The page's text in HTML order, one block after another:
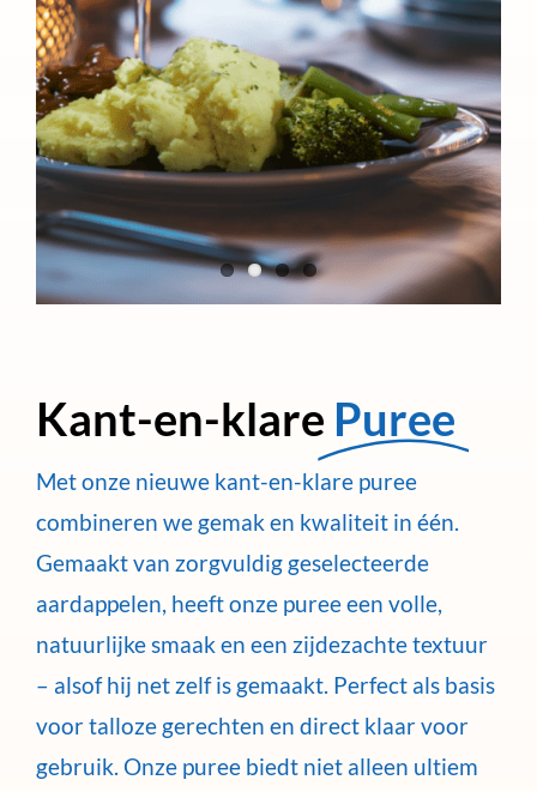
Kant-en-klare Puree
Met onze nieuwe kant-en-klare puree
combineren we gemak en kwaliteit in één.
Gemaakt van zorgvuldig geselecteerde
aardappelen, heeft onze puree een volle,
natuurlijke smaak en een zijdezachte textuur
– alsof hij net zelf is gemaakt. Perfect als basis
voor talloze gerechten en direct klaar voor
gebruik. Onze puree biedt niet alleen ultiem